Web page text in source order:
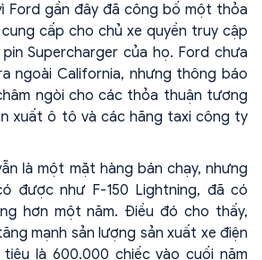
Ford gần đây đã công bố một thỏa
cấp cho chủ xe quyền truy cập
Supercharger của họ. Ford chưa
ngoài California, nhưng thông báo
ngòi cho các thỏa thuận tương
xuất ô tô và các hãng taxi công ty
là một mặt hàng bán chạy, nhưng
được như F-150 Lightning, đã có
hơn một năm. Điều đó cho thấy,
mạnh sản lượng sản xuất xe điện
tiêu là 600.000 chiếc vào cuối năm